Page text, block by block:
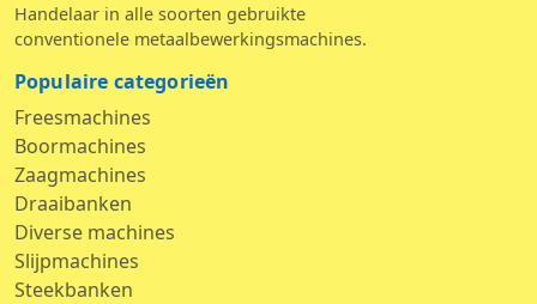
Handelaar in alle soorten gebruikte
conventionele metaalbewerkingsmachines.
Populaire categorieën
Freesmachines
Boormachines
Zaagmachines
Draaibanken
Diverse machines
Slijpmachines
Steekbanken